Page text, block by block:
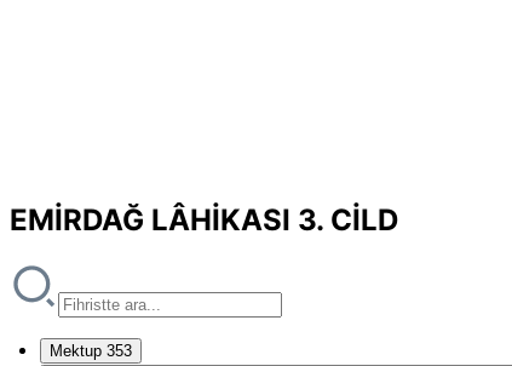
EMİRDAĞ LÂHİKASI 3. CİLD
Mektup 353